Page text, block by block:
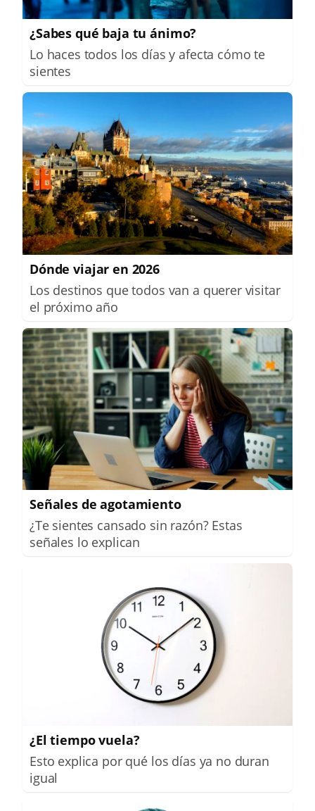
¿Sabes qué baja tu ánimo?
Lo haces todos los días y afecta cómo te
sientes
Dónde viajar en 2026
Los destinos que todos van a querer visitar
el próximo año
Señales de agotamiento
¿Te sientes cansado sin razón? Estas
señales lo explican
¿El tiempo vuela?
Esto explica por qué los días ya no duran
igual